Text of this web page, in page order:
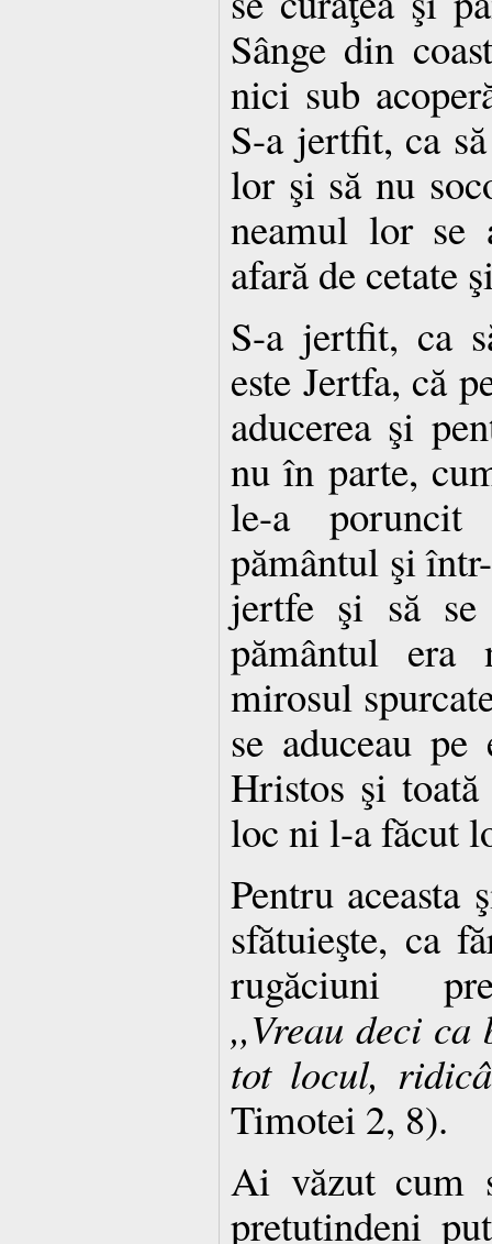
Sânge din
nici sub
S-a jertfit, ca
lor şi să nu
neamul lor se
afară de cetate
S-a jertfit, ca
este Jertfa, că
aducerea şi
nu în parte,
le-a poruncit
pământul şi
jertfe şi să se
pământul
mirosul
se aduceau
Hristos şi
loc ni l-a făcut
Pentru aceasta
sfătuieşte, ca
rugăciuni
,,Vreau deci ca
tot locul,
Timotei 2, 8).
Ai văzut cum
pretutindeni